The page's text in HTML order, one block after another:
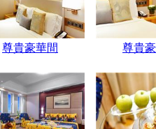
尊貴豪華間 尊貴